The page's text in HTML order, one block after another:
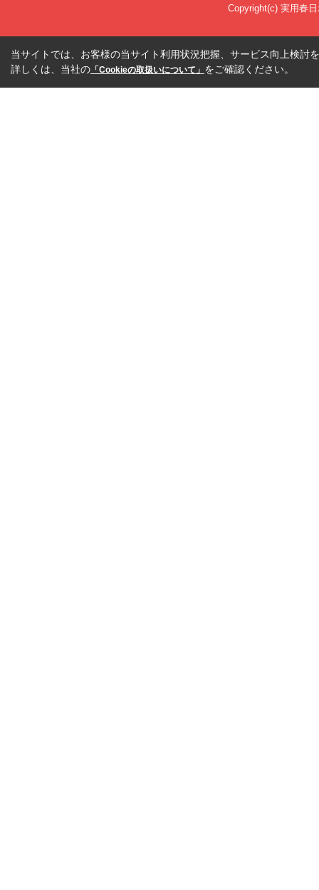
Copyright(c) 実用春
当サイトでは、お客様の当サイト利用状況把握、サービス向上検討
詳しくは、当社の 「Cookieの取扱いについて」 をご確認ください。